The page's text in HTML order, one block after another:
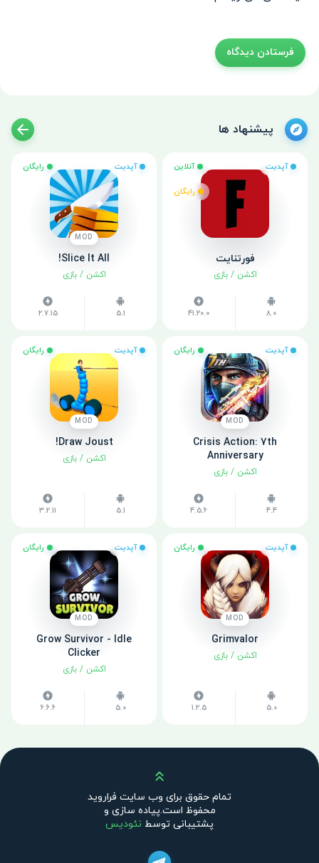
پیشنهاد ها
آپدیت آنلاین
رایگان
فورتنایت
اکشن /بازی
8.0
41.20.0
آپدیت رایگان
MOD
Slice It All!
اکشن /بازی
5.1
2.7.15
آپدیت رایگان
MOD
Crisis Action: 7th
Anniversary
اکشن /بازی
4.4
4.5.6
آپدیت رایگان
MOD
Draw Joust!
اکشن /بازی
5.1
3.2.11
آپدیت رایگان
MOD
Grimvalor
اکشن /بازی
5.0
1.2.5
آپدیت رایگان
MOD
Grow Survivor - Idle
Clicker
اکشن /بازی
5.0
6.6.6
بالا
تمام حقوق برای وب سایت فراروید
محفوظ است.پیاده سازی و
پشتیبانی توسط نئودیس